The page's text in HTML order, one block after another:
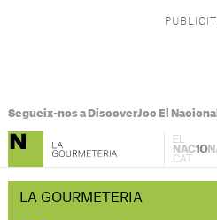
Segueix-nos a DiscoverJoc El Nacional
LA GOURMETERIA